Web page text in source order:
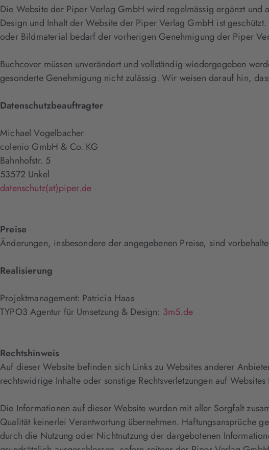
Die Website der Piper Verlag GmbH wird regelmässig ergänzt und
Design und Inhalt der Website der Piper Verlag GmbH ist
oder Bildmaterial bedarf der vorherigen Genehmigung der Piper
Buchcover müssen unverändert und vollständig wiedergegeben
gesonderte Genehmigung nicht zulässig. Wir weisen darauf hin,
Datenschutzbeauftragter
Michael Vogelbacher
colenio GmbH & Co. KG
Bahnhofstr. 5
53572 Unkel
datenschutz(at)piper.de
Preise
Änderungen, insbesondere der angegebenen Preise, sind
Realisierung
Projektmanagement: Patricia Haas
TYPO3 Agentur für Umsetzung & Design: 3m5.de
Rechtshinweis
Auf dieser Website befinden sich Links zu Websites anderer
rechtswidrige Inhalte oder sonstige Rechtsverletzungen auf
Die Informationen auf dieser Website wurden mit aller Sorgfalt
Qualität keinerlei Verantwortung übernehmen.
durch die Nutzung oder Nichtnutzung der dargebotenen